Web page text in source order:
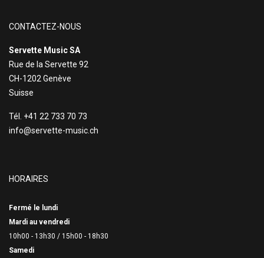
CONTACTEZ-NOUS
Servette Music SA
Rue de la Servette 92
CH-1202 Genève
Suisse
Tél. +41 22 733 70 73
info@servette-music.ch
HORAIRES
Fermé le lundi
Mardi au vendredi
10h00 - 13h30 / 15h00 - 18h30
Samedi